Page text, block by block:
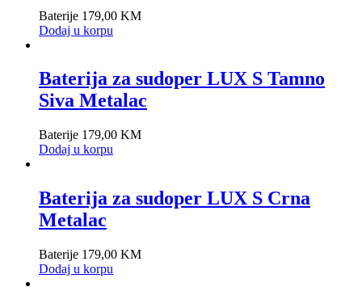
Baterije 179,00 KM
Dodaj u korpu
Baterija za sudoper LUX S Tamno
Siva Metalac
Baterije 179,00 KM
Dodaj u korpu
Baterija za sudoper LUX S Crna
Metalac
Baterije 179,00 KM
Dodaj u korpu